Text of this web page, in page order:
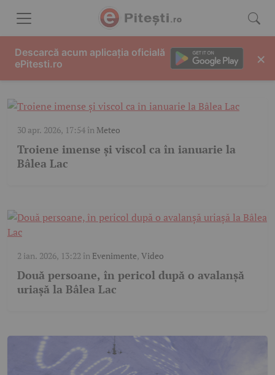
BALEA LAC
30 apr. 2026, 17:54 în Meteo
Troiene imense și viscol ca în ianuarie la
Bâlea Lac
2 ian. 2026, 13:22 în Evenimente, Video
Două persoane, în pericol după o avalanșă
uriașă la Bâlea Lac
Descarcă acum aplicația oficială
ePitesti.ro
×